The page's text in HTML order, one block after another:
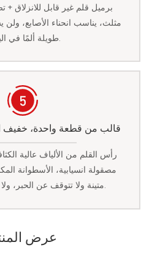
برميل قلم غير قابل للانزلاق
مثلث، يناسب انحناء الأصابع، ولن
طويلة ألمًا في اليدين.
قالب من قطعة واحدة، خفيف
رأس القلم من الألياف عالية
مصقولة انسيابية، الأسطوانة
متينة ولا تتوقف عن الحبر، ولا حاجة لملء الحبر.
عرض